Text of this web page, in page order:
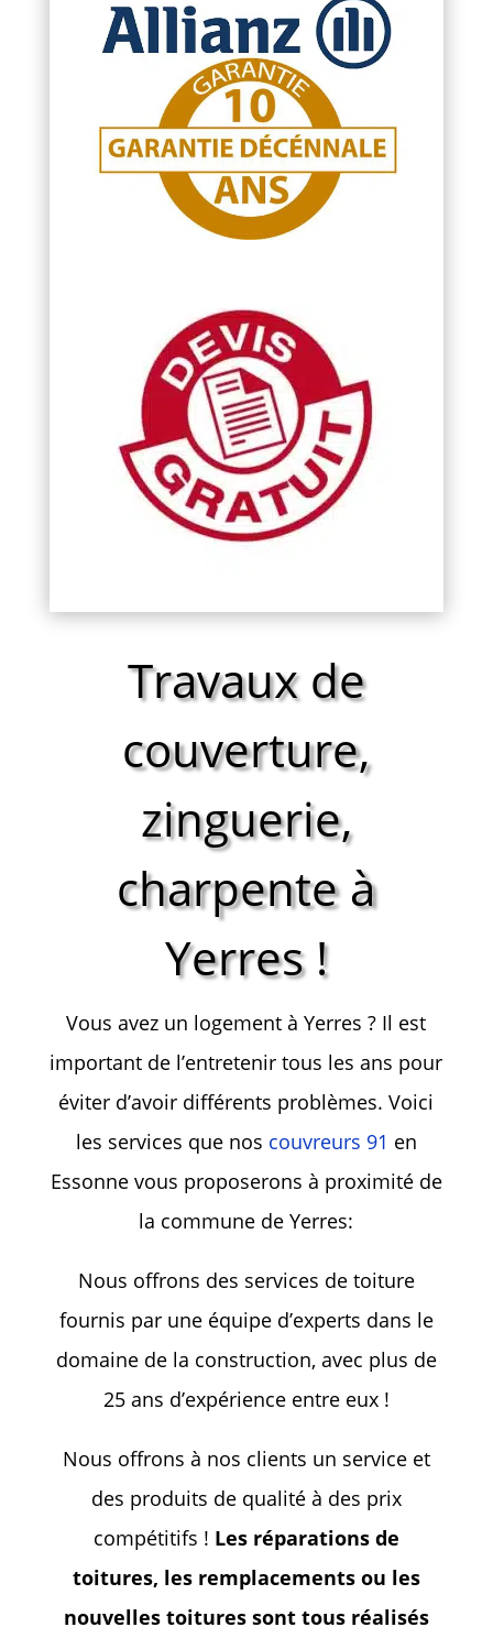
Travaux de
couverture,
zinguerie,
charpente à
Yerres !
Vous avez un logement à Yerres ? Il est
important de l’entretenir tous les ans pour
éviter d’avoir différents problèmes. Voici
les services que nos couvreurs 91 en
Essonne vous proposerons à proximité de
la commune de Yerres:
Nous offrons des services de toiture
fournis par une équipe d’experts dans le
domaine de la construction, avec plus de
25 ans d’expérience entre eux !
Nous offrons à nos clients un service et
des produits de qualité à des prix
compétitifs ! Les réparations de
toitures, les remplacements ou les
nouvelles toitures sont tous réalisés